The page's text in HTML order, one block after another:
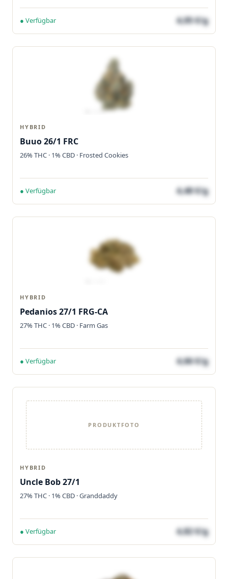
● Verfügbar 4,05 €/g
HYBRID
Buuo 26/1 FRC
26% THC · 1% CBD · Frosted Cookies
● Verfügbar 4,48 €/g
HYBRID
Pedanios 27/1 FRG-CA
27% THC · 1% CBD · Farm Gas
● Verfügbar 4,66 €/g
PRODUKTFOTO
HYBRID
Uncle Bob 27/1
27% THC · 1% CBD · Granddaddy
● Verfügbar 4,82 €/g